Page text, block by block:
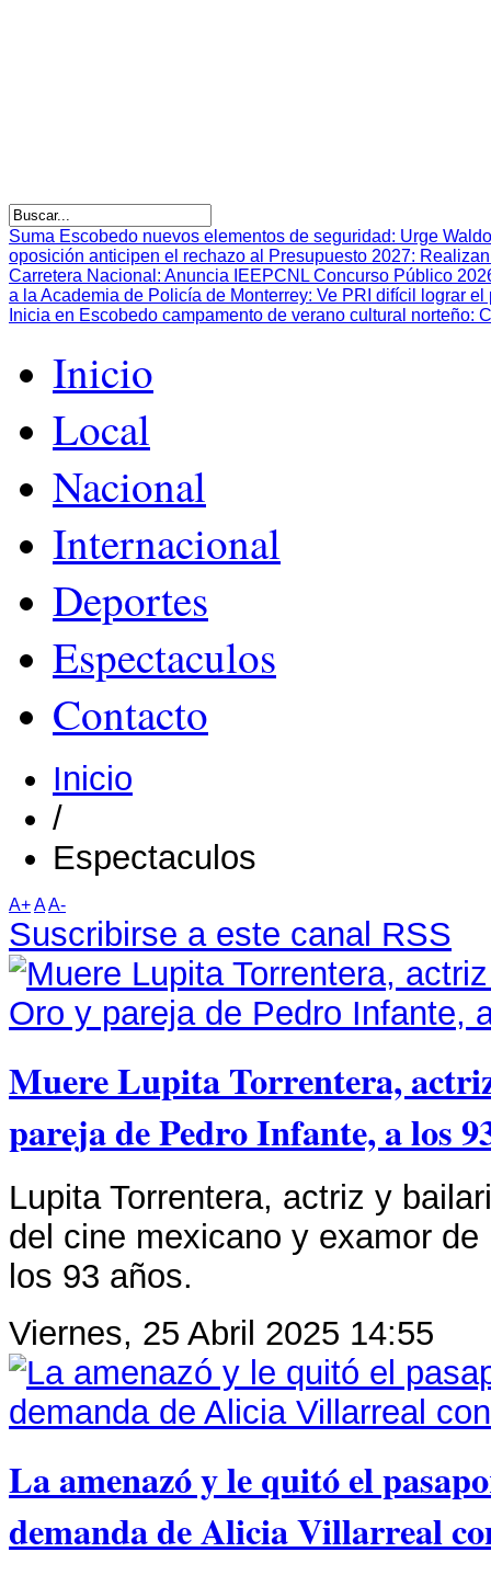
Suma Escobedo nuevos elementos de seguridad: Urge
oposición anticipen el rechazo al Presupuesto 2027:
Carretera Nacional : Anuncia IEEPCNL Concurso Público
a la Academia de Policía de Monterrey: Ve PRI difícil lograr el
Inicia en Escobedo campamento de verano cultural norteño:
Inicio
Local
Nacional
Internacional
Deportes
Espectaculos
Contacto
Inicio
/
Espectaculos
A+AA-
Suscribirse a este canal RSS
Muere Lupita Torrentera,
pareja de Pedro Infante, a los
Lupita Torrentera, actriz y
del cine mexicano y examor
los 93 años.
Viernes, 25 Abril 2025 14:55
La amenazó y le quitó el
demanda de Alicia Villarreal